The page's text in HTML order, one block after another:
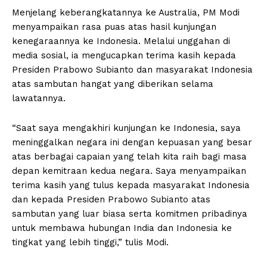
Menjelang keberangkatannya ke Australia, PM Modi
menyampaikan rasa puas atas hasil kunjungan
kenegaraannya ke Indonesia. Melalui unggahan di
media sosial, ia mengucapkan terima kasih kepada
Presiden Prabowo Subianto dan masyarakat Indonesia
atas sambutan hangat yang diberikan selama
lawatannya.
“Saat saya mengakhiri kunjungan ke Indonesia, saya
meninggalkan negara ini dengan kepuasan yang besar
atas berbagai capaian yang telah kita raih bagi masa
depan kemitraan kedua negara. Saya menyampaikan
terima kasih yang tulus kepada masyarakat Indonesia
dan kepada Presiden Prabowo Subianto atas
sambutan yang luar biasa serta komitmen pribadinya
untuk membawa hubungan India dan Indonesia ke
tingkat yang lebih tinggi,” tulis Modi.